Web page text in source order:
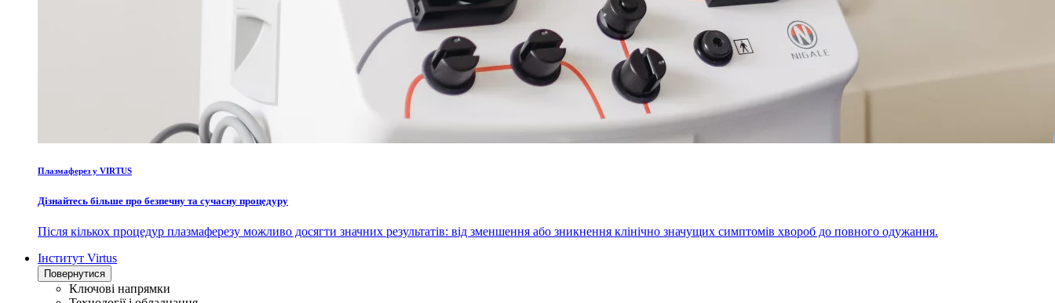
Плазмаферез у VIRTUS
Дізнайтесь більше про безпечну та сучасну процедуру
Після кількох процедур плазмаферезу можливо досягти значних результатів: від зменшення або зникнення клінічно значущих симптомів хвороб до повного одужання.
Інститут Virtus
Повернутися
Ключові напрямки